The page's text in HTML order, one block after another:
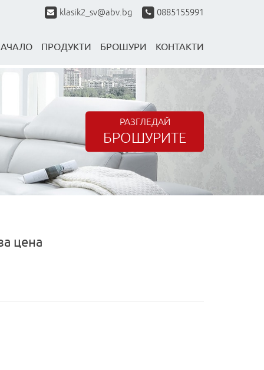
klasik2_sv@abv.bg 0885155991
ПРОДУКТИ БРОШУРИ КОНТАКТИ
РАЗГЛЕДАЙ
БРОШУРИТЕ
цена